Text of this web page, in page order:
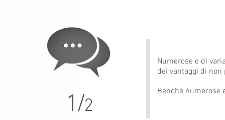
1/2
Numerose e di
dei vantaggi di
Benchè numerose